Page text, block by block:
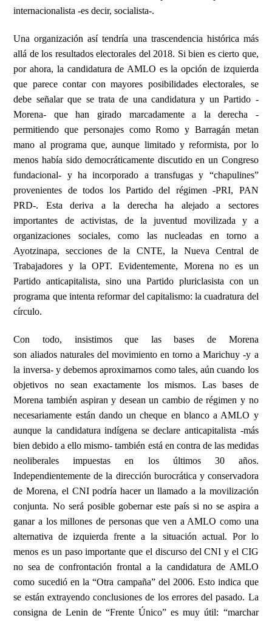
internacionalista -es decir, socialista-.
Una organización así tendría una trascendencia histórica más
allá de los resultados electorales del 2018. Si bien es cierto que,
por ahora, la candidatura de AMLO es la opción de izquierda
que parece contar con mayores posibilidades electorales, se
debe señalar que se trata de una candidatura y un Partido -
Morena- que han girado marcadamente a la derecha -
permitiendo que personajes como Romo y Barragán metan
mano al programa que, aunque limitado y reformista, por lo
menos había sido democráticamente discutido en un Congreso
fundacional- y ha incorporado a transfugas y “chapulines”
provenientes de todos los Partido del régimen -PRI, PAN
PRD-. Esta deriva a la derecha ha alejado a sectores
importantes de activistas, de la juventud movilizada y a
organizaciones sociales, como las nucleadas en torno a
Ayotzinapa, secciones de la CNTE, la Nueva Central de
Trabajadores y la OPT. Evidentemente, Morena no es un
Partido anticapitalista, sino una Partido pluriclasista con un
programa que intenta reformar del capitalismo: la cuadratura del
círculo.
Con todo, insistimos que las bases de Morena
son aliadosnaturales del movimiento en torno a Marichuy -y a
la inversa- y debemos aproximarnos como tales, aún cuando los
objetivos no sean exactamente los mismos. Las bases de
Morena también aspiran y desean un cambio de régimen y no
necesariamente están dando un cheque en blanco a AMLO y
aunque la candidatura indígena se declare anticapitalista -más
bien debido a ello mismo- también está en contra de las medidas
neoliberales impuestas en los últimos 30 años.
Independientemente de la dirección burocrática y conservadora
de Morena, el CNI podría hacer un llamado a la movilización
conjunta. No será posible gobernar este país si no se aspira a
ganar a los millones de personas que ven a AMLO como una
alternativa de izquierda frente a la situación actual. Por lo
menos es un paso importante que el discurso del CNI y el CIG
no sea de confrontación frontal a la candidatura de AMLO
como sucedió en la “Otra campaña” del 2006. Esto indica que
se están extrayendo conclusiones de los errores del pasado. La
consigna de Lenin de “Frente Único” es muy útil: “marchar